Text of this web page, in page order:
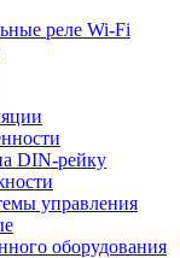
реле Wi-Fi
DIN-рейку
управления
оборудования